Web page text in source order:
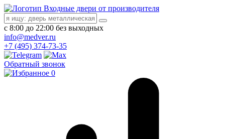
Входные двери от производителя
с 8:00 до 22:00 без выходных
info@medver.ru
+7 (495) 374-73-35
Обратный звонок
0